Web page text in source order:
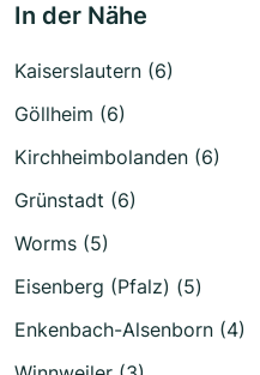
In der Nähe
Kaiserslautern (6)
Göllheim (6)
Kirchheimbolanden (6)
Grünstadt (6)
Worms (5)
Eisenberg (Pfalz) (5)
Enkenbach-Alsenborn (4)